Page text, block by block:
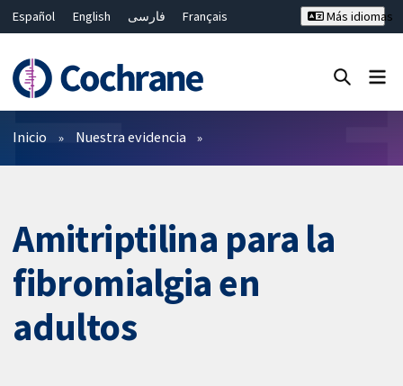
Español English فارسی
Français
Bahasa Malaysia
ไทย 繁體中文
Más idiomas
Filtros
Inicio Nuestra evidencia
Amitriptilina para la
fibromialgia en
adultos